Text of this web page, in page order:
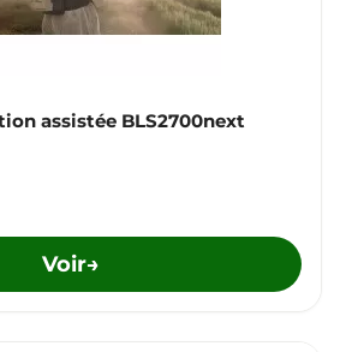
assistée BLS2700next
Voir→